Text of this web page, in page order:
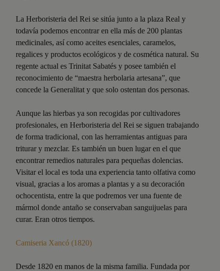
La Herboristeria del Rei se sitúa junto a la plaza Real y
todavía podemos encontrar en ella más de 200 plantas
medicinales, así como aceites esenciales, caramelos,
regalices y productos ecológicos y de cosmética natural. Su
regente actual es Trinitat Sabatés y posee también el
reconocimiento de “maestra herbolaria artesana”, que
concede la Generalitat y que solo ostentan dos personas.
Aunque las hierbas ya son recogidas por cultivadores
profesionales, en Herboristeria del Rei se siguen trabajando
de forma tradicional, con las herramientas antiguas para
triturar y mezclar. Es también un buen lugar en el que
encontrar remedios naturales para pequeñas dolencias.
Visitar el local es toda una experiencia tanto olfativa como
visual, gracias a los aromas a plantas y a su decoración
ochocentista, entre la que podremos ver una fuente de
mármol donde antaño se conservaban sanguijuelas para
curar. Eran otros tiempos.
Camiseria Xancó (1820)
Desde 1820 en manos de la misma familia. Fundada por